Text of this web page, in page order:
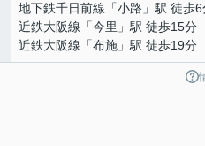
地下鉄千日前線 「小路 」駅 徒歩
近鉄大阪線 「今里 」駅 徒歩15分
近鉄大阪線 「布施 」駅 徒歩19分